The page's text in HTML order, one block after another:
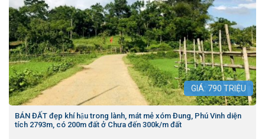
GIÁ: 790 TRIỆU
BÁN ĐẤT đẹp khí hậu trong lành, mát mẻ xóm Đung, Phú Vinh diện
tích 2793m, có 200m đất ở Chưa đến 300k/m đất